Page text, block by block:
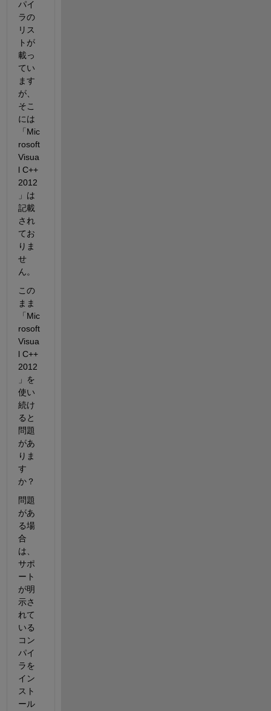
パイ
ラの
リス
トが
載っ
てい
ます
が、
そこ
には
「Mic
rosoft
Visua
l C++
2012
」は
記載
され
てお
りま
せ
ん。
この
まま
「Mic
rosoft
Visua
l C++
2012
」を
使い
続け
ると
問題
があ
りま
す
か？
問題
があ
る場
合
は、
サポ
ート
が明
示さ
れて
いる
コン
パイ
ラを
イン
スト
ール